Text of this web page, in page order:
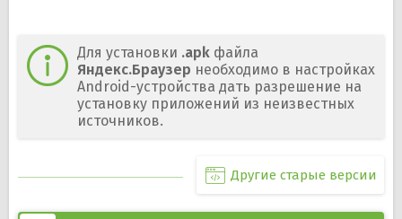
Для установки .apk файла
Яндекс.Браузер необходимо в настройках
Android-устройства дать разрешение на
установку приложений из неизвестных
источников.
Другие старые версии